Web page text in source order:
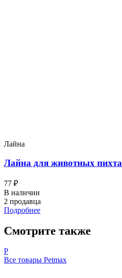
Лайна
Лайна для животных пихта
77 ₽
В наличии
2 продавца
Подробнее
Смотрите также
P
Все товары Petmax